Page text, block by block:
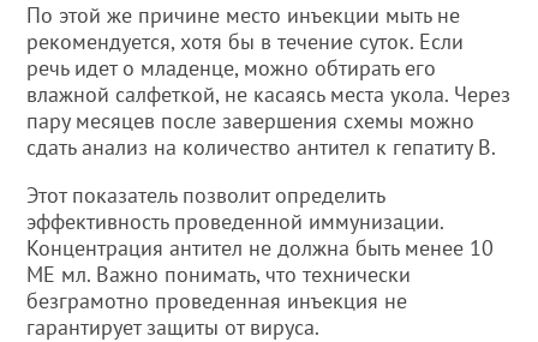
По этой же причине место инъекции мыть не
рекомендуется, хотя бы в течение суток. Если
речь идет о младенце, можно обтирать его
влажной салфеткой, не касаясь места укола. Через
пару месяцев после завершения схемы можно
сдать анализ на количество антител к гепатиту В.
Этот показатель позволит определить
эффективность проведенной иммунизации.
Концентрация антител не должна быть менее 10
МЕ мл. Важно понимать, что технически
безграмотно проведенная инъекция не
гарантирует защиты от вируса.